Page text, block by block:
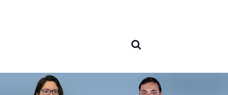
Sobre